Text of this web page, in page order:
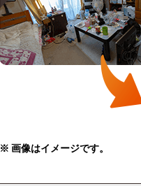
※ 画像はイメージです。